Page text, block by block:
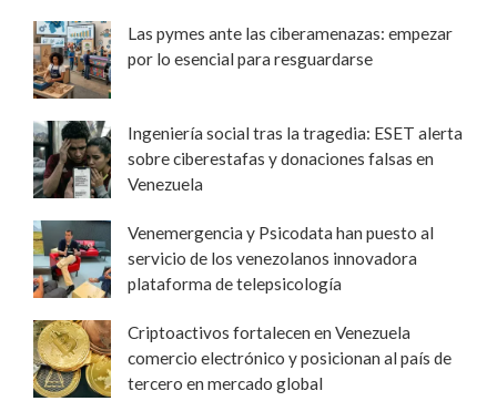
Las pymes ante las ciberamenazas: empezar
por lo esencial para resguardarse
Ingeniería social tras la tragedia: ESET alerta
sobre ciberestafas y donaciones falsas en
Venezuela
Venemergencia y Psicodata han puesto al
servicio de los venezolanos innovadora
plataforma de telepsicología
Criptoactivos fortalecen en Venezuela
comercio electrónico y posicionan al país de
tercero en mercado global